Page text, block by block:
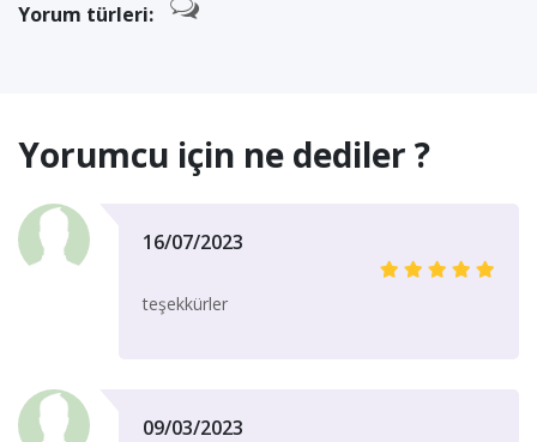
Yorum türleri:
Yorumcu için ne dediler ?
16/07/2023
teşekkürler
09/03/2023